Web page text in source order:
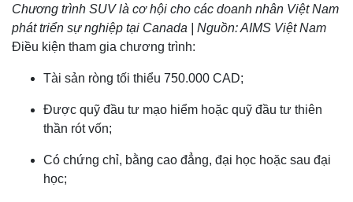
Chương trình SUV là cơ hội cho các doanh nhân Việt Nam
phát triển sự nghiệp tại Canada | Nguồn: AIMS Việt Nam
Điều kiện tham gia chương trình:
Tài sản ròng tối thiểu 750.000 CAD;
Được quỹ đầu tư mạo hiểm hoặc quỹ đầu tư thiên
thần rót vốn;
Có chứng chỉ, bằng cao đẳng, đại học hoặc sau đại
học;